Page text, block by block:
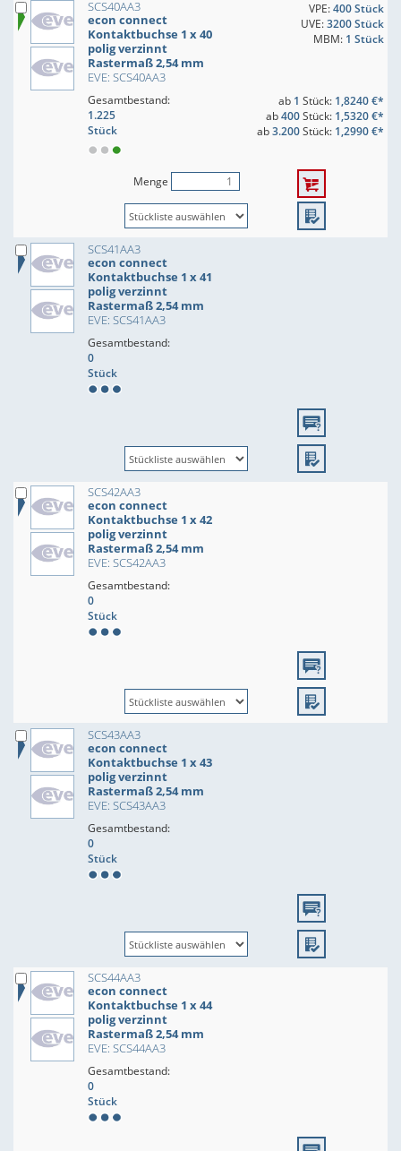
SCS40AA3
econ connect
Kontaktbuchse 1 x 40
polig verzinnt
Rastermaß 2,54 mm
EVE: SCS40AA3
VPE:400 Stück
UVE:3200 Stück
MBM: 1 Stück
Gesamtbestand:
1.225
Stück
ab 1 Stück: 1,8240 €*
ab400Stück: 1,5320 €*
ab3.200Stück: 1,2990 €*
Menge
SCS41AA3
econ connect
Kontaktbuchse 1 x 41
polig verzinnt
Rastermaß 2,54 mm
EVE: SCS41AA3
Gesamtbestand:
0
Stück
SCS42AA3
econ connect
Kontaktbuchse 1 x 42
polig verzinnt
Rastermaß 2,54 mm
EVE: SCS42AA3
Gesamtbestand:
0
Stück
SCS43AA3
econ connect
Kontaktbuchse 1 x 43
polig verzinnt
Rastermaß 2,54 mm
EVE: SCS43AA3
Gesamtbestand:
0
Stück
SCS44AA3
econ connect
Kontaktbuchse 1 x 44
polig verzinnt
Rastermaß 2,54 mm
EVE: SCS44AA3
Gesamtbestand:
0
Stück